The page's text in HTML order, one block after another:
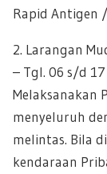
Rapid Antigen
2. Larangan
– Tgl. 06 s/d 17
Melaksanakan
menyeluruh
melintas. Bila
kendaraan